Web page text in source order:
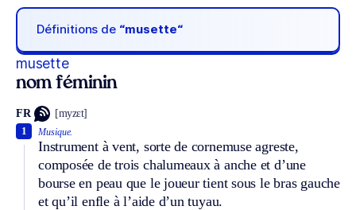
Définitions de “musette“
musette
nom féminin
FR [myzɛt]
Musique.
Instrument à vent, sorte de cornemuse agreste,
composée de trois chalumeaux à anche et d’une
bourse en peau que le joueur tient sous le bras gauche
et qu’il enfle à l’aide d’un tuyau.
1